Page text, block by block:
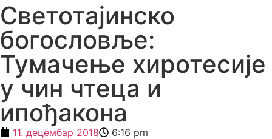
Светотајинско
богословље:
Тумачење хиротесије
у чин чтеца и
ипођакона
11. децембар 2018 6:16 pm